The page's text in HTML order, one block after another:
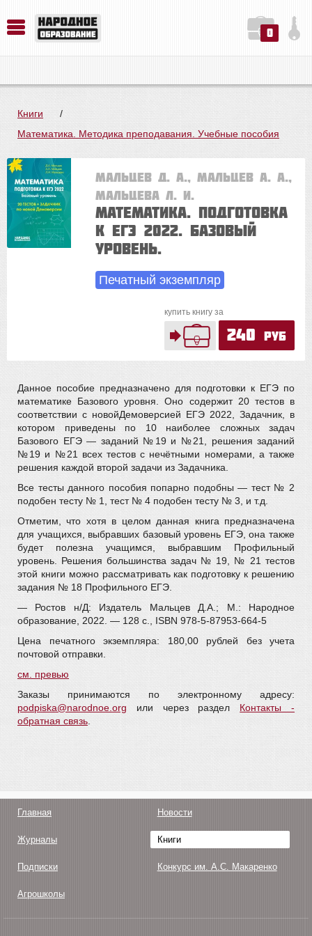
0
Книги
/
Математика. Методика преподавания. Учебные пособия
Мальцев Д. А., Мальцев А. А.,
Мальцева Л. И.
Математика. Подготовка
к ЕГЭ 2022. Базовый
уровень.
Печатный экземпляр
купить книгу за
240 руб
Данное пособие предназначено для подготовки к ЕГЭ по
математике Базового уровня. Оно содержит 20 тестов в
соответствии с новойДемоверсией ЕГЭ 2022, Задачник, в
котором приведены по 10 наиболее сложных задач
Базового ЕГЭ — заданий №19 и №21, решения заданий
№19 и №21 всех тестов с нечётными номерами, а также
решения каждой второй задачи из Задачника.
Все тесты данного пособия попарно подобны — тест № 2
подобен тесту № 1, тест № 4 подобен тесту № 3, и т.д.
Отметим, что хотя в целом данная книга предназначена
для учащихся, выбравших базовый уровень ЕГЭ, она также
будет полезна учащимся, выбравшим Профильный
уровень. Решения большинства задач № 19, № 21 тестов
этой книги можно рассматривать как подготовку к решению
задания № 18 Профильного ЕГЭ.
— Ростов н/Д: Издатель Мальцев Д.А.; М.: Народное
образование, 2022. — 128 c., ISBN 978-5-87953-664-5
Цена печатного экземпляра: 180,00 рублей без учета
почтовой отправки.
см. превью
Заказы принимаются по электронному адресу:
podpiska@narodnoe.org или через раздел Контакты -
обратная связь
Главная Новости
Журналы Книги
Подписки Конкурс им. А.С. Макаренко
Агрошколы